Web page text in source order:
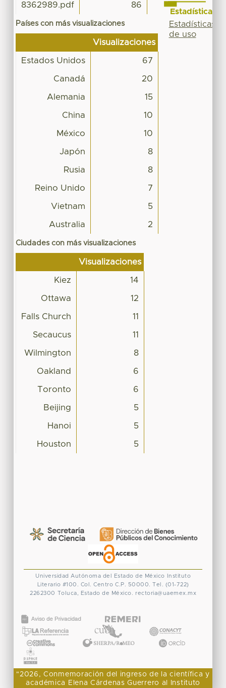
8362989.pdf 86
Países con más visualizaciones
Visualizaciones
Estados Unidos 67
Canadá 20
Alemania 15
China 10
México 10
Japón 8
Rusia 8
Reino Unido 7
Vietnam 5
Australia 2
Ciudades con más visualizaciones
Visualizaciones
Kiez 14
Ottawa 12
Falls Church 11
Secaucus 11
Wilmington 8
Oakland 6
Toronto 6
Beijing 5
Hanoi 5
Houston 5
Estadísticas
Estadísticas
de uso
Universidad Autónoma del Estado de México
Instituto
Literario #100. Col. Centro C.P. 50000. Tel. (01-722)
2262300 Toluca, Estado de México. rectoria@uaemex.mx
"2026, Conmemoración del ingreso de la científica y
académica Elena Cárdenas Guerrero al Instituto